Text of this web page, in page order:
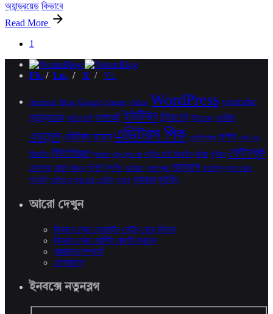
অ্যান্ড্রয়েড কিভাবে
Read More
1
Fb. / Ln. / X / Yt.
Android Blog Google plugin video WordPress youtube
অ্যান্ড্রয়েড আইএসপি আপডেট ইউটিউব ইন্টারনেট উইন্ডোজ এডমিন
এডসেন্স এডিটরস চয়েস এডিটরস পিক ওয়ার্ডপ্রেস গুগল গেস্ট মোড
জিমেইল টিউটোরিয়াল ট্যাবলেট নতুন ব্লগ শুরু ফাইন্ড মাই ডিভাইস ফিফা ফুটবল ফেইসবুক
ফেসবুক ফোন বিজ্ঞান ব্লগ ব্লগিং ভাইরাস মঙ্গলগ্রহ মহাকাশ মহাবিশ্ব ম্যালওয়ার
শাওমি স্মার্টফোন হুয়াওয়ে হোস্টিং হ্যাক হ্যাকার হ্যাকিং
আরো দেখুন
কিভাবে সেরা ডোমেইন নেইম বেছে নিবেন
কিভাবে সেরা হোস্টিং বাছাই করবেন
আমাদের সম্পর্কে
যোগাযোগ
ইনবক্সে নতুনব্লগ